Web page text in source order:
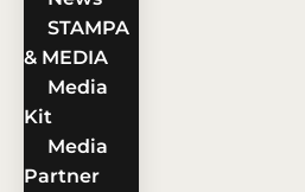
STAMPA
& MEDIA
Media
Kit
Media
Partner